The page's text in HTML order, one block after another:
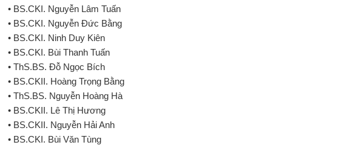
• BS.CKI. Nguyễn Lâm Tuấn
• BS.CKI. Nguyễn Đức Bằng
• BS.CKI. Ninh Duy Kiên
• BS.CKI. Bùi Thanh Tuấn
• ThS.BS. Đỗ Ngọc Bích
• BS.CKII. Hoàng Trọng Bằng
• ThS.BS. Nguyễn Hoàng Hà
• BS.CKII. Lê Thị Hương
• BS.CKII. Nguyễn Hải Anh
• BS.CKI. Bùi Văn Tùng